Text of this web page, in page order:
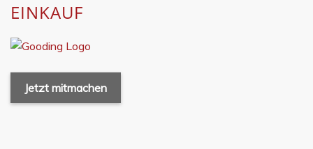
EINKAUF
Jetzt mitmachen